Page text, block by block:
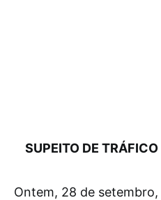
SUPEITO DE
Ontem, 28 de